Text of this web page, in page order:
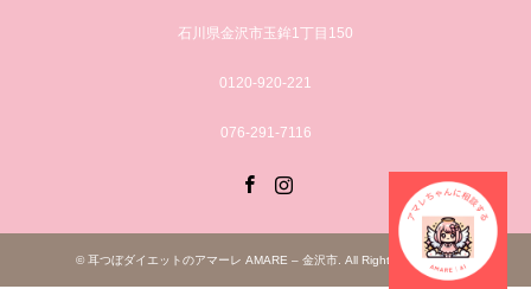
石川県金沢市玉鉾1丁目150
0120-920-221
076-291-7116
©耳つぼダイエットのアマーレ AMARE – 金沢市. All Rights Reserved.